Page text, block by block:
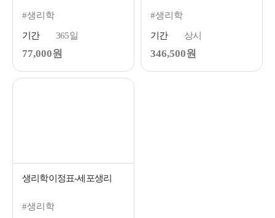
#생리학
기간 365일
77,000원
#생리학
기간 상시
346,500원
생리학이정표-세포생리
#생리학